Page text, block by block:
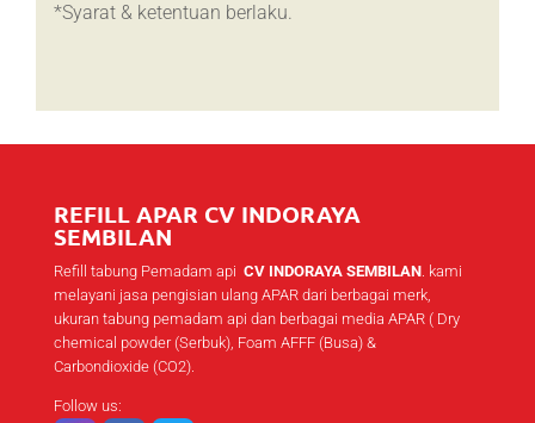
*Syarat & ketentuan berlaku.
REFILL APAR CV INDORAYA
SEMBILAN
Refill tabung Pemadam api CV INDORAYA SEMBILAN. kami
melayani jasa pengisian ulang APAR dari berbagai merk,
ukuran tabung pemadam api dan berbagai media APAR ( Dry
chemical powder (Serbuk), Foam AFFF (Busa) &
Carbondioxide (CO2).
Follow us: